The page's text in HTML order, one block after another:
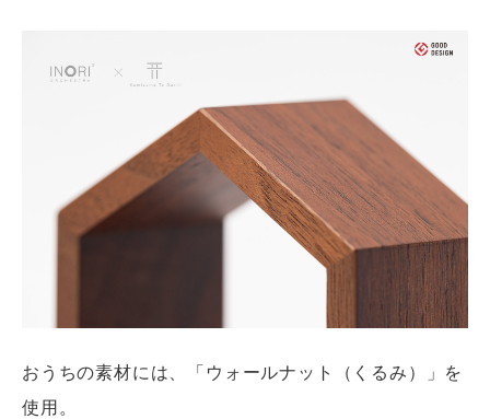
おうちの素材には、「ウォールナット（くるみ）」を
使用。